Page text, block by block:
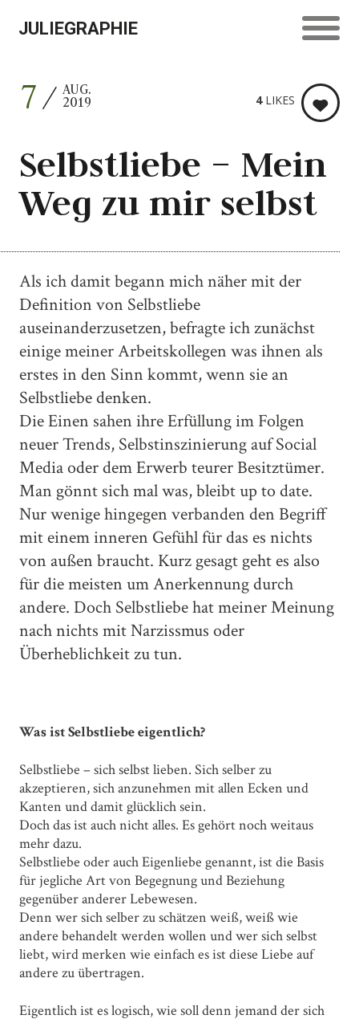
JULIEGRAPHIE
7 AUG.
2019
Selbstliebe – Mein
Weg zu mir selbst
4LIKES
Als ich damit begann mich näher mit der
Definition von Selbstliebe
auseinanderzusetzen, befragte ich zunächst
einige meiner Arbeitskollegen was ihnen als
erstes in den Sinn kommt, wenn sie an
Selbstliebe denken.
Die Einen sahen ihre Erfüllung im Folgen
neuer Trends, Selbstinszinierung auf Social
Media oder dem Erwerb teurer Besitztümer.
Man gönnt sich mal was, bleibt up to date.
Nur wenige hingegen verbanden den Begriff
mit einem inneren Gefühl für das es nichts
von außen braucht. Kurz gesagt geht es also
für die meisten um Anerkennung durch
andere. Doch Selbstliebe hat meiner Meinung
nach nichts mit Narzissmus oder
Überheblichkeit zu tun.
Was ist Selbstliebe eigentlich?
Selbstliebe – sich selbst lieben. Sich selber zu
akzeptieren, sich anzunehmen mit allen Ecken und
Kanten und damit glücklich sein.
Doch das ist auch nicht alles. Es gehört noch weitaus
mehr dazu.
Selbstliebe oder auch Eigenliebe genannt, ist die Basis
für jegliche Art von Begegnung und Beziehung
gegenüber anderer Lebewesen.
Denn wer sich selber zu schätzen weiß, weiß wie
andere behandelt werden wollen und wer sich selbst
liebt, wird merken wie einfach es ist diese Liebe auf
andere zu übertragen.
Eigentlich ist es logisch, wie soll denn jemand der sich